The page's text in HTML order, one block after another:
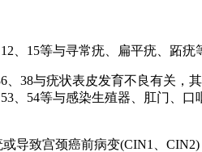
、15等与寻常疣、扁平疣、跖疣
、38与疣状表皮发育不良有关
、54等与感染生殖器、肛门、口
导致宫颈癌前病变(CIN1、